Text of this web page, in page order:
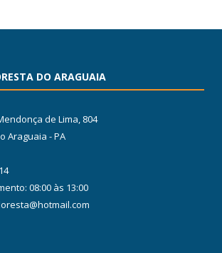
DO ARAGUAIA
de Lima, 804
Araguaia - PA
08:00 às 13:00